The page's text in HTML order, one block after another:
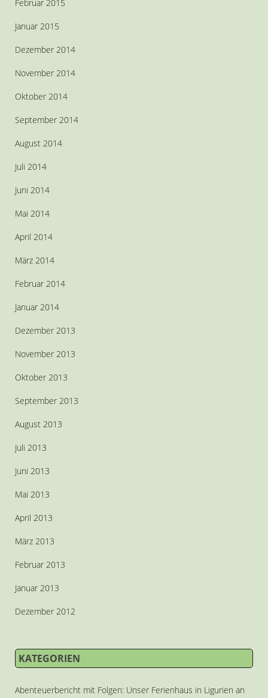
Februar 2015
Januar 2015
Dezember 2014
November 2014
Oktober 2014
September 2014
August 2014
Juli 2014
Juni 2014
Mai 2014
April 2014
März 2014
Februar 2014
Januar 2014
Dezember 2013
November 2013
Oktober 2013
September 2013
August 2013
Juli 2013
Juni 2013
Mai 2013
April 2013
März 2013
Februar 2013
Januar 2013
Dezember 2012
KATEGORIEN
Abenteuerbericht mit Folgen: Unser Ferienhaus in Ligurien an